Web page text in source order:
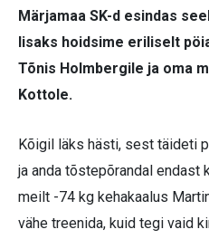
Märjamaa SK-d esindas
lisaks hoidsime eriliselt
Tõnis Holmbergile ja oma
Kottole.
Kõigil läks hästi, sest täideti
ja anda tõstepõrandal endast
meilt -74 kg kehakaalus
vähe treenida, kuid tegi vaid